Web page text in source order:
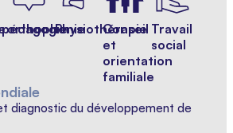
orthophoniePhysiothérapie
Conseil
et
orientation
familiale
Travail
social
diagnostic du développement de